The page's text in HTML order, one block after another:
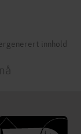
innhold